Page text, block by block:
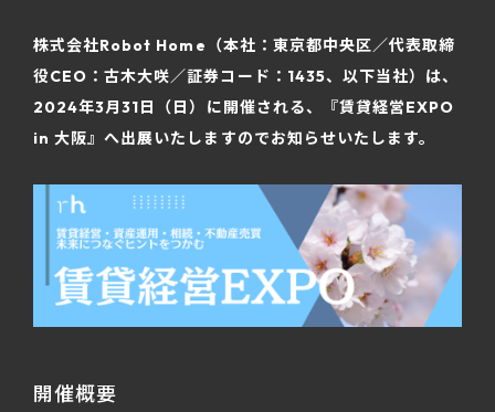
株式会社Robot Home（本社：東京都中央区／代表取締
役CEO：古木大咲／証券コード：1435、以下当社）は、
2024年3月31日（日）に開催される、『賃貸経営EXPO
in 大阪』へ出展いたしますのでお知らせいたします。
開催概要